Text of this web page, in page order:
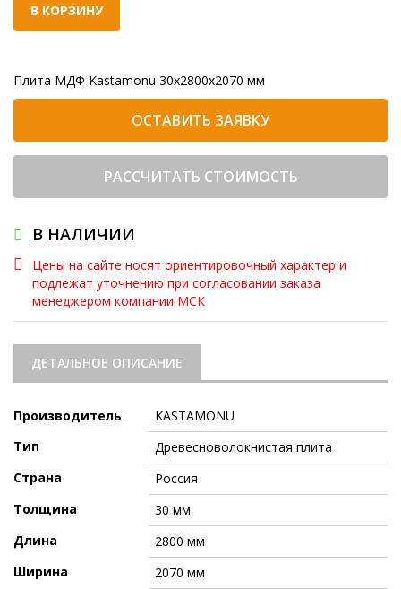
В КОРЗИНУ
Плита МДФ Kastamonu 30x2800x2070 мм
ОСТАВИТЬ ЗАЯВКУ
РАССЧИТАТЬ СТОИМОСТЬ
В НАЛИЧИИ
Цены на сайте носят ориентировочный характер и
подлежат уточнению при согласовании заказа
менеджером компании МСК
ДЕТАЛЬНОЕ ОПИСАНИЕ
Производитель
KASTAMONU
Тип
Древесноволокнистая плита
Страна
Россия
Толщина
30 мм
Длина
2800 мм
Ширина
2070 мм